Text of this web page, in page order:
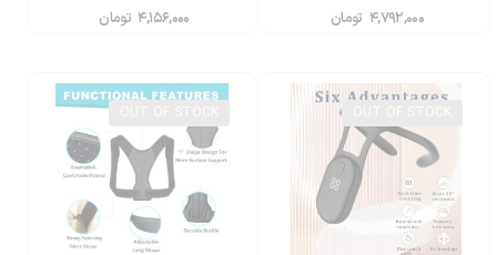
Women
۴,۷۹۲,۰۰۰ تومان
Corrector Spine Straightener
۴,۱۵۶,۰۰۰ تومان